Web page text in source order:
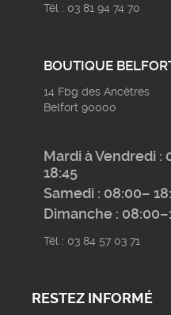
Tél : 03 81 94 74 70
BOUTIQUE
14 Fbg des Ancêtres
Belfort 90000
Mardi à Vendredi :
18:45
Samedi : 08:00–
Dimanche :
Tél : 03 84 57 03 71
RESTEZ INFORMÉ